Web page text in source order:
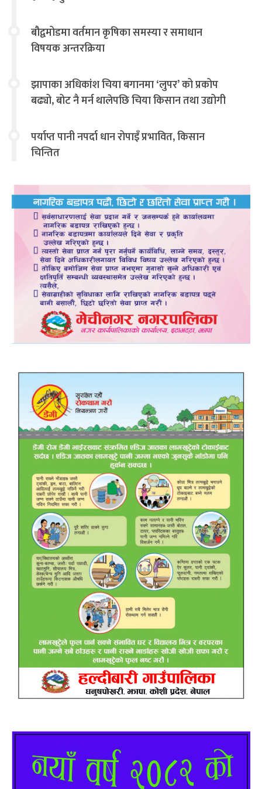
बौद्वमोडमा वर्तमान कृषिका समस्या र समाधान
विषयक अन्तरक्रिया
झापाका अधिकांश चिया बगानमा ‘लुपर’ को प्रकोप
बढ्यो, बोट नै मर्न थालेपछि चिया किसान तथा उद्योगी
पर्याप्त पानी नपर्दा धान रोपाइँ प्रभावित, किसान
चिन्तित